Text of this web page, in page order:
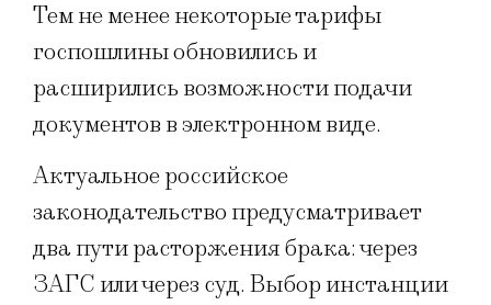
Тем не менее некоторые тарифы
госпошлины обновились и
расширились возможности подачи
документов в электронном виде.
Актуальное российское
законодательство предусматривает
два пути расторжения брака: через
ЗАГС или через суд. Выбор инстанции